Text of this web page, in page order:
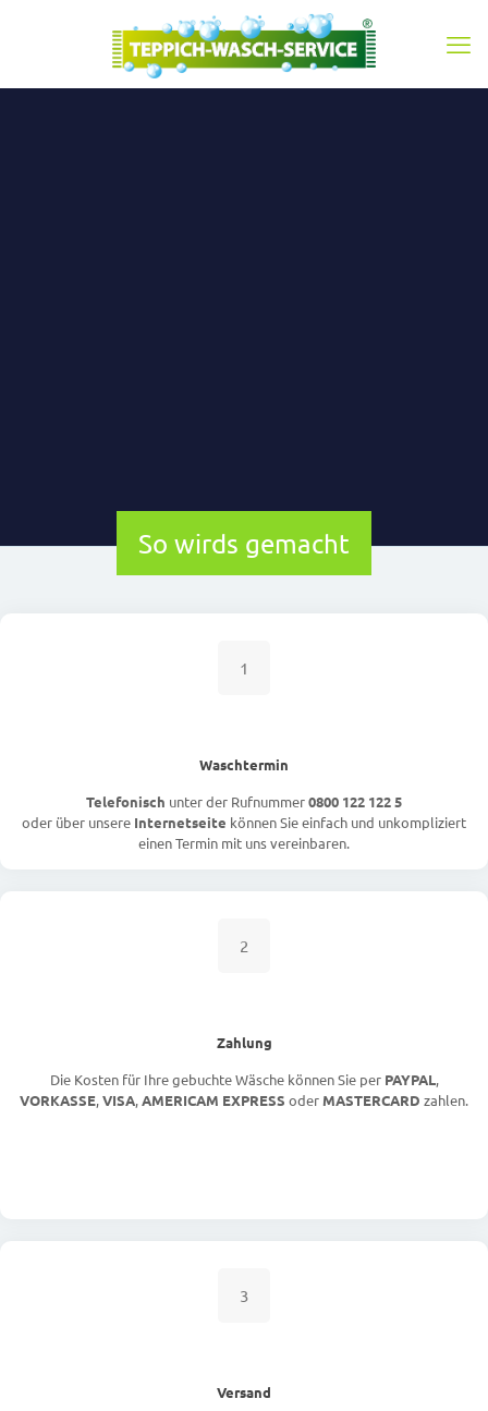
So wirds gemacht
1
Waschtermin
Telefonisch unter der Rufnummer0800 122 122 5
oder über unsere Internetseite können Sie einfach und unkompliziert
einen Termin mit uns vereinbaren.
2
Zahlung
Die Kosten für Ihre gebuchte Wäsche können Sie per PAYPAL,
VORKASSE,VISA,AMERICAM EXPRESS oder MASTERCARD zahlen.
3
Versand